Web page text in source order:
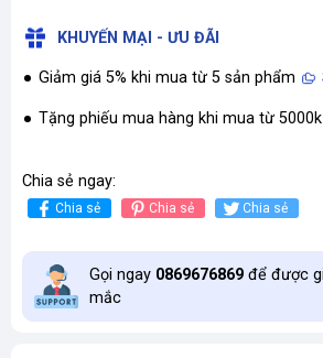
KHUYẾN MẠI - ƯU ĐÃI
Giảm giá 5% khi mua từ 5 sản phẩm
Tặng phiếu mua hàng khi mua từ 5000k
Chia sẻ ngay:
Chia sẻ Chia sẻ Chia sẻ
Gọi ngay 0869676869 để được
mắc